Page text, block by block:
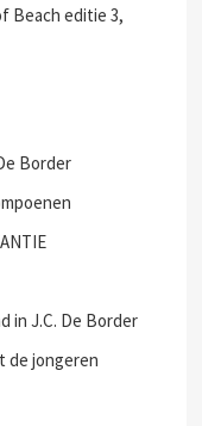
Beach editie 3,
Border
in J.C. De Border
de jongeren